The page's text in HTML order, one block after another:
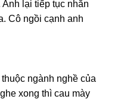
lại tiếp tục nhắn
Cô ngồi cạnh anh
ngành nghề của
xonɡ thì cau mày